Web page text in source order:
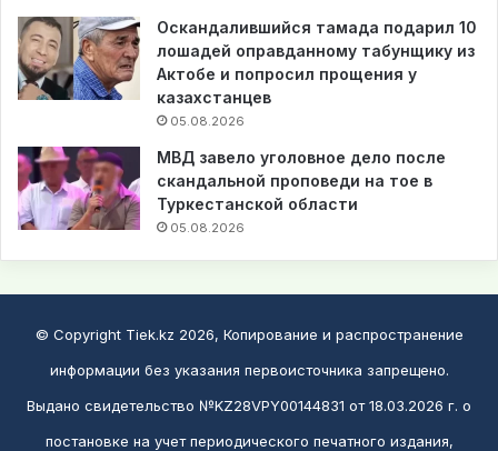
Оскандалившийся тамада подарил 10
лошадей оправданному табунщику из
Актобе и попросил прощения у
казахстанцев
05.08.2026
МВД завело уголовное дело после
скандальной проповеди на тое в
Туркестанской области
05.08.2026
© Copyright Tiek.kz 2026, Копирование и распространение
информации без указания первоисточника запрещено.
Выдано свидетельство №KZ28VPY00144831 от 18.03.2026 г. о
постановке на учет периодического печатного издания,